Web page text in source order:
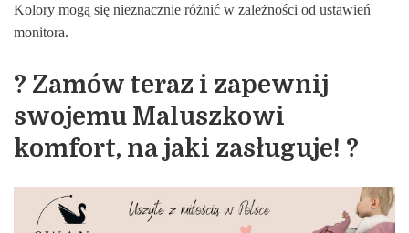
Kolory mogą się nieznacznie różnić w zależności od ustawień
monitora.
? Zamów teraz i zapewnij
swojemu Maluszkowi
komfort, na jaki zasługuje! ?